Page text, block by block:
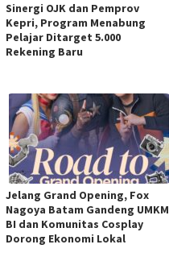
Sinergi OJK dan Pemprov
Kepri, Program Menabung
Pelajar Ditarget 5.000
Rekening Baru
Jelang Grand Opening, Fox
Nagoya Batam Gandeng UMKM
BI dan Komunitas Cosplay
Dorong Ekonomi Lokal